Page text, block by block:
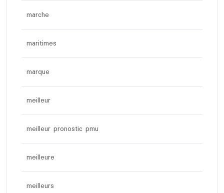
marche
maritimes
marque
meilleur
meilleur pronostic pmu
meilleure
meilleurs